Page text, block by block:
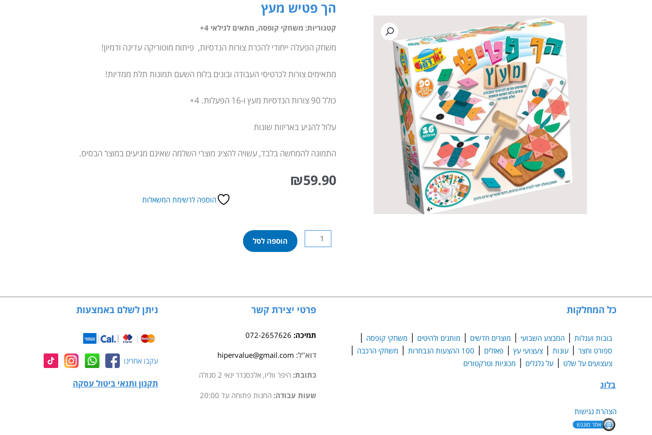
הך פטיש מעץ
קטגוריות:משחקי קופסה,מתאים לגילאי 4+
משחק הפעלה ייחודי להכרת צורות הנדסיות, פיתוח מוטוריקה עדינה ודמיון!
מתאימים צורות לכרטיסי העבודה ובונים בלוח השעם תמונות תלת ממדיות!
כולל 90 צורות הנדסיות מעץ ו-16 הפעלות. 4+
עלול להגיע באריזות שונות
התמונה להמחשה בלבד, עשויה להציג מוצרי השלמה שאינם מגיעים במוצר הבסיס.
₪59.90
הוספה לרשימת המשאלות
כמות
של
הוספה לסל
כל המחלקות
בובות ועגלות המבצע השבועי מוצרים חדשים מותגים ולהיטים
משחקי קופסה
ספורט וחצר
עונות צעצועי עץ פאזלים 100 ההצעות הנבחרות
משחקי הרכבה
צעצועים על שלט
על גלגלים מכוניות וטרקטורים
בלוג
הצהרת נגישות
פרטי יצירת קשר
תמיכה: 072-2657626
דוא”ל: hipervalue@gmail.com
כתובת: היפר ווליו, אלכסנדר ינאי 2 סגולה
שעות עבודה: החנות פתוחה עד 20:00
ניתן לשלם באמצעות
עקבו אחרינו
תקנון ותנאי ביטול עסקה